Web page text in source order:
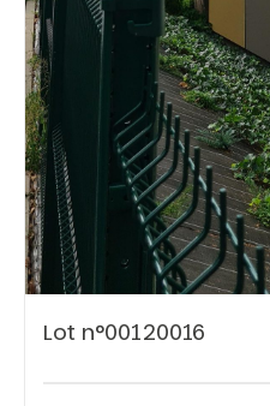
Lot n°00120016